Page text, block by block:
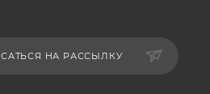
НА РАССЫЛКУ